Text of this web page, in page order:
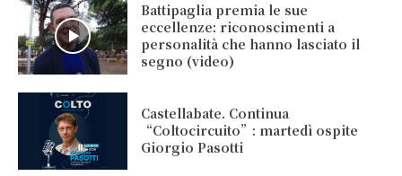
Battipaglia premia le sue
eccellenze: riconoscimenti a
personalità che hanno lasciato il
segno (video)
Castellabate. Continua
“Coltocircuito”: martedì ospite
Giorgio Pasotti